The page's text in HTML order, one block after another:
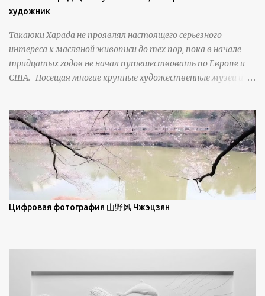
изморози. В данном случае усиливается зеркальное
от положения наблюдателя и высоты солнца. Зеркальные
свойства наиболее заметны при угле солнечного света 15° и
ниже; при более высокой солнечной позиции снег
демонстрирует матовое отражение. Эти
художник
Такаюки Харада не проявлял настоящего серьезного
интереса к масляной живописи до тех пор, пока в начале
тридцатых годов не начал путешествовать по Европе и
США. Посещая многие крупные художественные музеи и
Брайан Шервин прокомментировал картины художника,
заявив, что "Такаюки Харада сочетает в себе классическую
элегантность живописи с реалиями современной жизни. В
некотором смысле, персонажи его картин предлагают
зрителям незаконченный рассказ, который усиливается его
уникальной манерой использования освещения". Для
просмотра всех работ, посетите страницу –
Цифровая фотография 山野风 Чжэцзян